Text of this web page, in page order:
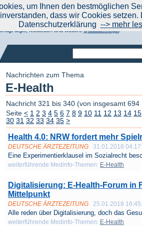
Aktuelle Nachrichten|
noch oder Finden Sie schon?
- Meta-Portal für Gesundheitsthemen
afgis, Medisuch und weitereQualitätssiegel.
Nachrichten zum Thema
E-Health
Nachricht 321 bis 340 (von insgesamt
Seite < 1 2 3 4 5 6 7 8 9 10 11 12 13 14 15
30 31 32 33 34 35 >
Health 4.0: NRW fordert mehr
DEUTSCHE ÄRZTEZEITUNG 31.01.2018
Eine Experimentierklausel im Sozialrecht
weiterführende Medinfo-Themen: E-Health
Digitalisierung: E-Health-Forum in
Mittelpunkt
DEUTSCHE ÄRZTEZEITUNG 25.01.2018
Alle reden über Digitalisierung, doch das
weiterführende Medinfo-Themen: E-Health
um Ihnen den bestmöglichen
dass wir Cookies
Datenschutzerklärung --> mehr